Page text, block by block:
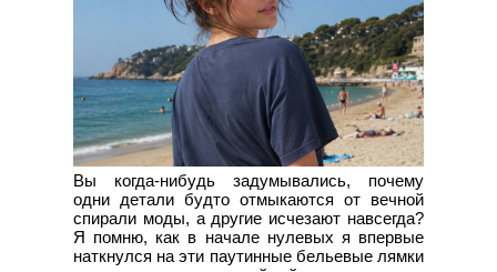
Вы когда‑нибудь задумывались, почему
одни детали будто отмыкаются от вечной
спирали моды, а другие исчезают навсегда?
Я помню, как в начале нулевых я впервые
наткнулся на эти паутинные бельевые лямки